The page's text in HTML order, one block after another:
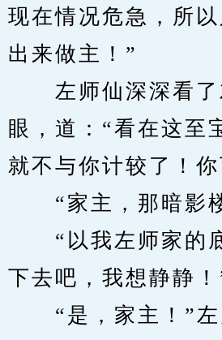
现在情况危急，所
出来做主！”
左师仙深深看了
眼，道：“看在这至
就不与你计较了！
“家主，那暗影
“以我左师家的
下去吧，我想静静！
“是，家主！”左